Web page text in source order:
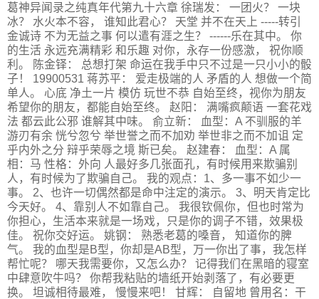
葛神异闻录之纯真年代第九十六章 徐瑞发： 一团火？ 一块
冰？ 水火本不容， 谁知此君心？ 天堂 并不在天上 -----转引
金诚诗 不为无益之事 何以遣有涯之生？ ------乐在其中。 你
的生活 永远充满精彩 和乐趣 对你，永存一份感激， 祝你顺
利。 陈金铎： 总想打架 命运在我手中只不过是一只小小的骰
子！ 19900531 蒋苏平： 爱走极端的人 矛盾的人 想做一个简
单人。 心底 净土一片 模仿 玩世不恭 自始至终，视你为朋友
希望你的朋友，都能自始至终。 赵阳： 满嘴疯颠语 一套花戏
法 都云此公邪 谁解其中味。 俞立新： 血型：A 不驯服的羊
游刃有余 恍兮忽兮 举世誉之而不加劝 举世非之而不加诅 定
乎内外之分 辩乎荣辱之境 斯已矣。 赵建春： 血型：A 属
相：马 性格：外向 人最好多几张面孔，有时候用来欺骗别
人，有时候为了欺骗自己。 我的观点：1、多一事不如少一
事。 2、也许一切偶然都是命中注定的演示。 3、明天肯定比
今天好。 4、靠别人不如靠自己。 我很钦佩你，但也时常为
你担心，生活本来就是一场戏，只是你的调子不错，效果极
佳。 祝你交好运。 姚钢： 熟悉老葛的嗓音， 知道你的脾
气。 我的血型是B型，你却是AB型，万一你出了事，我怎样
帮忙呢？ 哪天我需要你，又怎么办？ 记得我们在黑暗的寝室
中肆意吹牛吗？ 你帮我粘贴的墙纸开始剥落了，有必要更
换。 坦诚相待最难， 慢慢来吧！ 甘辉： 自留地 曾用名：干